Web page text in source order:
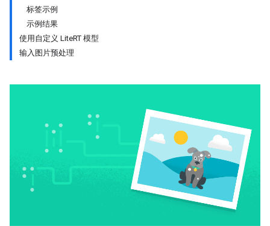
标签示例
示例结果
使用自定义 LiteRT 模型
输入图片预处理